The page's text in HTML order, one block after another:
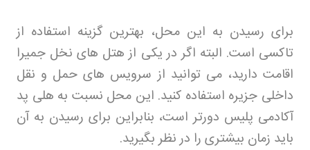
برای رسیدن به این محل، بهترین گزینه استفاده از
تاکسی است. البته اگر در یکی از هتل‌ های نخل جمیرا
اقامت دارید، می‌ توانید از سرویس‌ های حمل و نقل
داخلی جزیره استفاده کنید. این محل نسبت به هلی‌ پد
آکادمی پلیس دورتر است، بنابراین برای رسیدن به آن
باید زمان بیشتری را در نظر بگیرید.